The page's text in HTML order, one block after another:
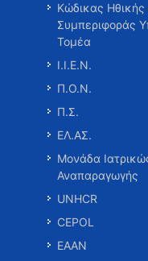
Κώδικας Ηθικής
Συμπεριφοράς
Τομέα
Ι.Ι.Ε.Ν.
Π.Ο.Ν.
Π.Σ.
ΕΛ.ΑΣ.
Μονάδα
Αναπαραγωγής
UNHCR
CEPOL
ΕΑΑΝ